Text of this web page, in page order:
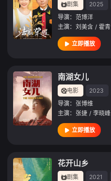
剧集 2025
导演： 范博洋
主演： 刘美含 / 霍青
立即播放
南湖女儿
电影 2023
导演： 张博维
主演： 张捷 / 李晓峰
立即播放
花开山乡
剧集 2021